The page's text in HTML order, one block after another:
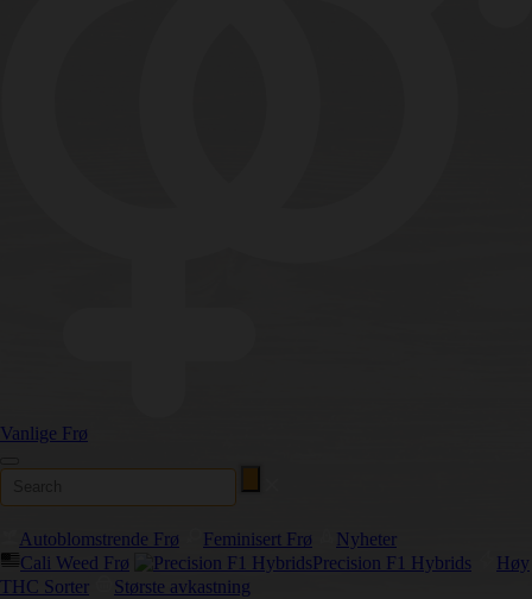
Vanlige Frø
Autoblomstrende Frø Feminisert Frø
Nyheter
Cali Weed Frø
Precision F1 Hybrids
Høy
THC Sorter
Største avkastning